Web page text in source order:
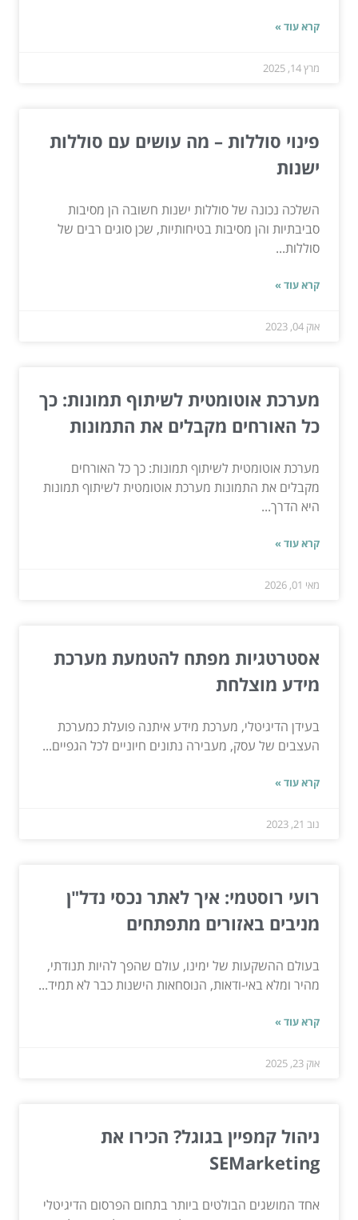
קרא עוד »
מרץ 14, 2025
פינוי סוללות – מה עושים עם סוללות
ישנות
השלכה נכונה של סוללות ישנות חשובה הן מסיבות
סביבתיות והן מסיבות בטיחותיות, שכן סוגים רבים של
סוללות...
קרא עוד »
אוק 04, 2023
מערכת אוטומטית לשיתוף תמונות: כך
כל האורחים מקבלים את התמונות
מערכת אוטומטית לשיתוף תמונות: כך כל האורחים
מקבלים את התמונות מערכת אוטומטית לשיתוף תמונות
היא הדרך...
קרא עוד »
מאי 01, 2026
אסטרטגיות מפתח להטמעת מערכת
מידע מוצלחת
בעידן הדיגיטלי, מערכת מידע איתנה פועלת כמערכת
העצבים של עסק, מעבירה נתונים חיוניים לכל הגפיים...
קרא עוד »
נוב 21, 2023
רועי רוסטמי: איך לאתר נכסי נדל"ן
מניבים באזורים מתפתחים
בעולם ההשקעות של ימינו, עולם שהפך להיות תנודתי,
מהיר ומלא באי-ודאות, הנוסחאות הישנות כבר לא תמיד...
קרא עוד »
אוק 23, 2025
ניהול קמפיין בגוגל? הכירו את
SEMarketing
אחד המושגים הבולטים ביותר בתחום הפרסום הדיגיטלי